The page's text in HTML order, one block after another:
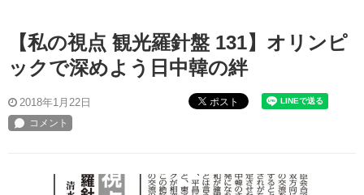
【私の視点 観光羅針盤 131】オリンピ
ックで深めよう日中韓の絆
2018年1月22日 ポスト